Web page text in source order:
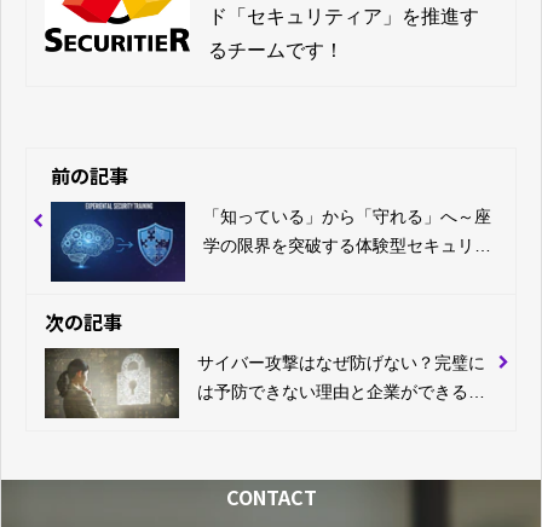
ド「セキュリティア」を推進す
るチームです！
前の記事
「知っている」から「守れる」へ～座
学の限界を突破する体験型セキュリテ
次の記事
サイバー攻撃はなぜ防げない？完璧に
は予防できない理由と企業ができる具
CONTACT